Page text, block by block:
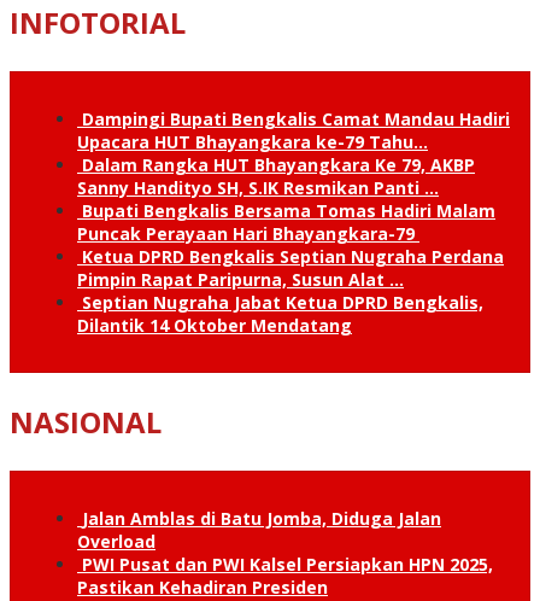
INFOTORIAL
Dampingi Bupati Bengkalis Camat Mandau Hadiri
Upacara HUT Bhayangkara ke-79 Tahu…
Dalam Rangka HUT Bhayangkara Ke 79, AKBP
Sanny Handityo SH, S.IK Resmikan Panti …
Bupati Bengkalis Bersama Tomas Hadiri Malam
Puncak Perayaan Hari Bhayangkara-79
Ketua DPRD Bengkalis Septian Nugraha Perdana
Pimpin Rapat Paripurna, Susun Alat …
Septian Nugraha Jabat Ketua DPRD Bengkalis,
Dilantik 14 Oktober Mendatang
NASIONAL
Jalan Amblas di Batu Jomba, Diduga Jalan
Overload
PWI Pusat dan PWI Kalsel Persiapkan HPN 2025,
Pastikan Kehadiran Presiden